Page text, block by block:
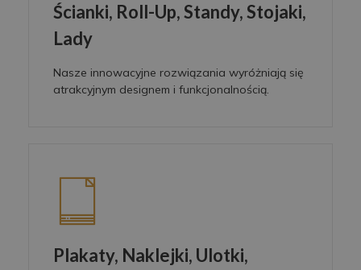
Ścianki, Roll-Up, Standy, Stojaki,
Lady
Nasze innowacyjne rozwiązania wyróżniają się
atrakcyjnym designem i funkcjonalnością.
Plakaty, Naklejki, Ulotki,